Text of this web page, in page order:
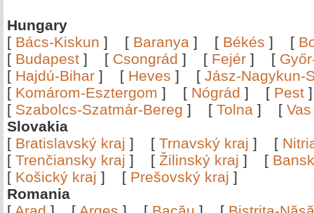
Hungary
[ Bács-Kiskun ] [ Baranya ] [ Békés ] [
[ Budapest ] [ Csongrád ] [ Fejér ] [
[ Hajdú-Bihar ] [ Heves ] [ Jász-Nagykun-
[ Komárom-Esztergom ] [ Nógrád ] [ Pest
[ Szabolcs-Szatmár-Bereg ] [ Tolna ] [ Vas
Slovakia
[ Bratislavský kraj ] [ Trnavský kraj ] [
[ Trenčiansky kraj ] [ Žilinský kraj ] [
[ Košický kraj ] [ Prešovský kraj ]
Romania